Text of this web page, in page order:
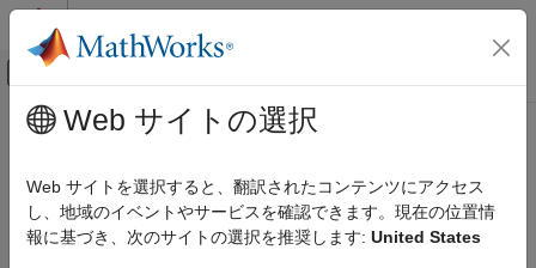
コンテンツへスキップ
オフキャンバス ナビゲーション メ
ドキュメンテーションのホーム
コード検証
Polyspace Bug Finder
メインコンテンツ
すべての割り込みを無効にする (
routine-disable-interrupts -
routine-enable-interrupts)
Web サイトの選択
Web サイトを選択すると、翻訳されたコンテンツにアクセス
し、地域のイベントやサービスを確認できます。現在の位置情
報に基づき、次のサイトの選択を推奨します: United States